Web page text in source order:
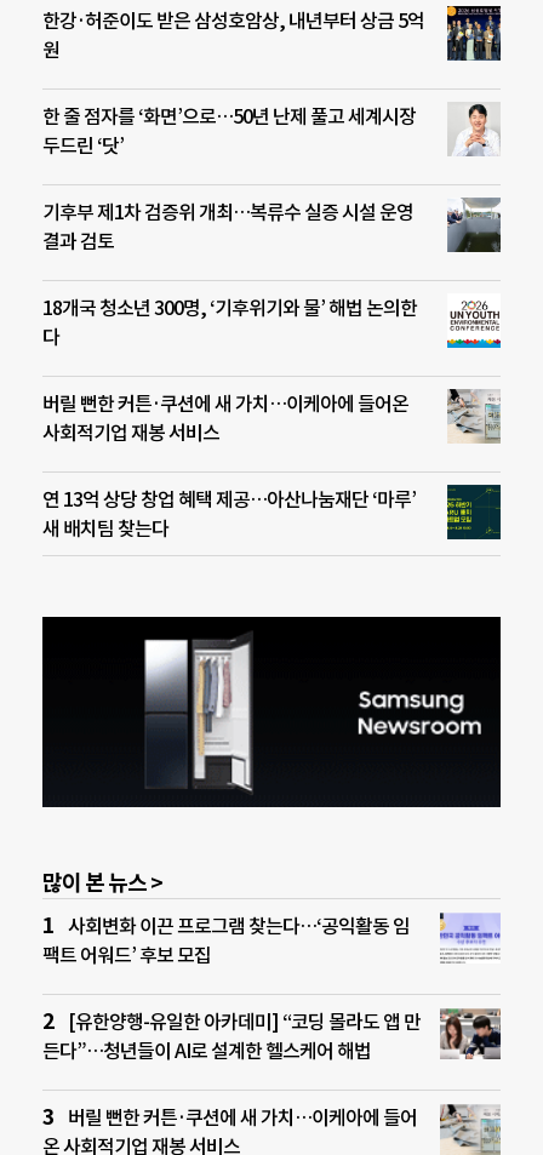
한강·허준이도 받은 삼성호암상, 내년부터 상금 5억
원
한 줄 점자를 ‘화면’으로…50년 난제 풀고 세계시장
두드린 ‘닷’
기후부 제1차 검증위 개최…복류수 실증 시설 운영
결과 검토
18개국 청소년 300명, ‘기후위기와 물’ 해법 논의한
다
버릴 뻔한 커튼·쿠션에 새 가치…이케아에 들어온
사회적기업 재봉 서비스
연 13억 상당 창업 혜택 제공…아산나눔재단 ‘마루’
새 배치팀 찾는다
많이 본 뉴스 >
사회변화 이끈 프로그램 찾는다…‘공익활동 임
팩트 어워드’ 후보 모집
[유한양행-유일한 아카데미] “코딩 몰라도 앱 만
든다”…청년들이 AI로 설계한 헬스케어 해법
버릴 뻔한 커튼·쿠션에 새 가치…이케아에 들어
온 사회적기업 재봉 서비스